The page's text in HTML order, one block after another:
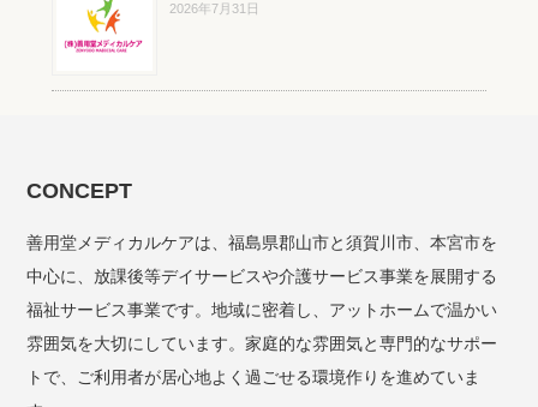
2026年7月31日
CONCEPT
善用堂メディカルケアは、福島県郡山市と須賀川市、本宮市を
中心に、放課後等デイサービスや介護サービス事業を展開する
福祉サービス事業です。地域に密着し、アットホームで温かい
雰囲気を大切にしています。家庭的な雰囲気と専門的なサポー
トで、ご利用者が居心地よく過ごせる環境作りを進めていま